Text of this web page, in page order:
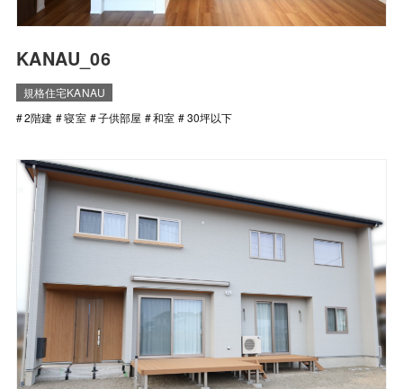
KANAU_06
規格住宅KANAU
2階建
寝室 子供部屋 和室 30坪以下